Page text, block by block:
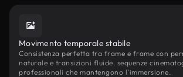
Movimento temporale stabile
Consistenza perfetta tra frame e frame con
naturale e transizioni fluide. sequenze
professionali che mantengono l'immersione.